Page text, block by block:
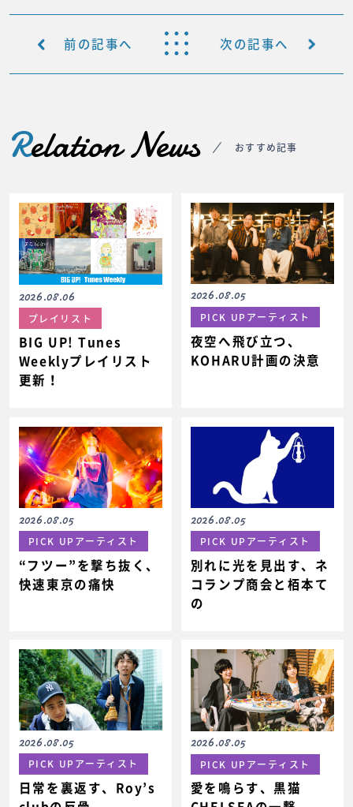
前の記事へ 次の記事へ
Relation News おすすめ記事
2026.08.06
プレイリスト
BIG UP! Tunes
Weeklyプレイリスト
更新！
2026.08.05
PICK UPアーティスト
夜空へ飛び立つ、
KOHARU計画の決意
2026.08.05
PICK UPアーティスト
“フツー”を撃ち抜く、
快速東京の痛快
2026.08.05
PICK UPアーティスト
別れに光を見出す、ネ
コランプ商会と栢本て
の
2026.08.05
PICK UPアーティスト
日常を裏返す、Roy’s
2026.08.05
PICK UPアーティスト
愛を鳴らす、黒猫